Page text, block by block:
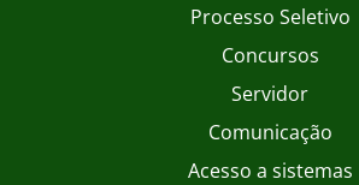
Processo Seletivo
Concursos
Servidor
Comunicação
Acesso a sistemas